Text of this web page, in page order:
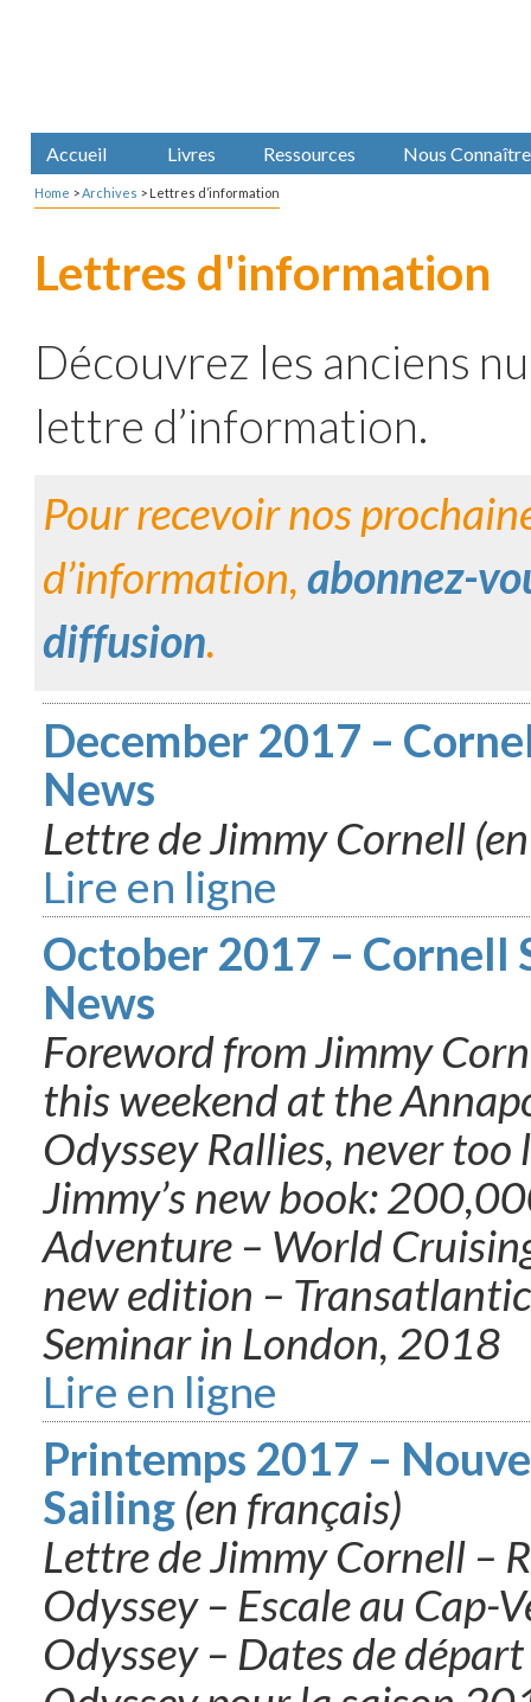
Accueil Livres Ressources Nous Connaître
Home >Archives > Lettres d’information
Lettres d'information
Découvrez les anciens
lettre d’information.
Pour recevoir nos
d’information, abonnez-
diffusion.
December 2017 –
News
Lettre de Jimmy Cornell
Lire en ligne
October 2017 – Cornell
News
Foreword from Jimmy
this weekend at the
Odyssey Rallies, never
Jimmy’s new book:
Adventure – World
new edition –
Seminar in London, 2018
Lire en ligne
Printemps 2017 –
Sailing (en français)
Lettre de Jimmy Cornell –
Odyssey – Escale au Cap-
Odyssey – Dates de